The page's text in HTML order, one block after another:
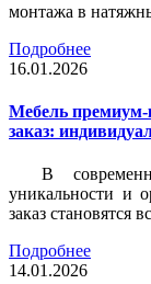
монтажа в
Подробнее
16.01.2026
Мебель премиум-
заказ:
В
уникальности и
заказ становятся
Подробнее
14.01.2026